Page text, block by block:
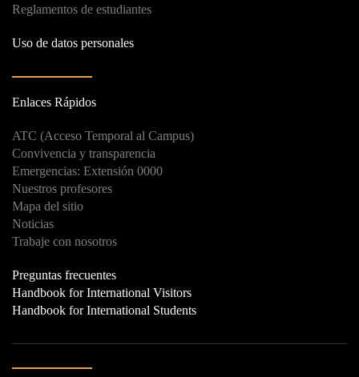
Reglamentos de estudiantes
Uso de datos personales
Enlaces Rápidos
ATC (Acceso Temporal al Campus)
Convivencia y transparencia
Emergencias: Extensión 0000
Nuestros profesores
Mapa del sitio
Noticias
Trabaje con nosotros
Preguntas frecuentes
Handbook for International Visitors
Handbook for International Students